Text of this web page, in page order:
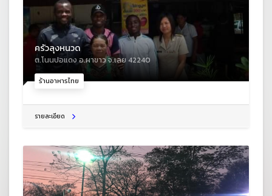
ร้านอาหารไทย
ครัวลุงหนวด
ต.โนนปอแดง อ.ผาขาว จ.เลย 42240
รายละเอียด